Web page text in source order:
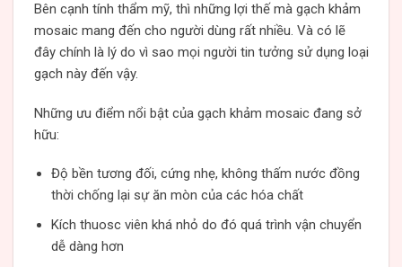
Bên cạnh tính thẩm mỹ, thì những lợi thế mà gạch khảm
mosaic mang đến cho người dùng rất nhiều. Và có lẽ
đây chính là lý do vì sao mọi người tin tưởng sử dụng loại
gạch này đến vậy.
Những ưu điểm nổi bật của gạch khảm mosaic đang sở
hữu:
Độ bền tương đối, cứng nhẹ, không thấm nước đồng
thời chống lại sự ăn mòn của các hóa chất
Kích thuosc viên khá nhỏ do đó quá trình vận chuyển
dễ dàng hơn